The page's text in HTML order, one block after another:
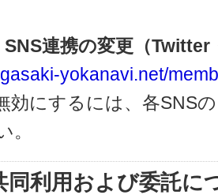
連携の変更（Twitter
yokanavi.net/
効にするには、各SNS
。
同利用および委託に